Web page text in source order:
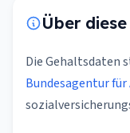
Über
Die Gehaltsdaten
Bundesagentur